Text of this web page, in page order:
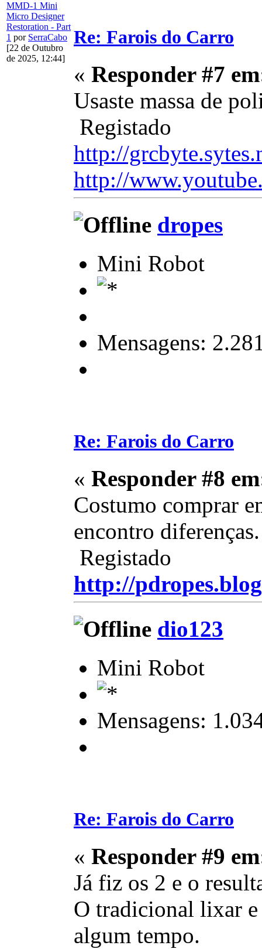
MMD-1 Mini
Micro Designer
Restoration - Part
1 por SerraCabo
[22 de Outubro
de 2025, 12:44]
Re: Farois do Carro
« Responder #7
Usaste massa de
Registado
http://
http://
dropes
Mini Robot
Mensagens:
Re: Farois do Carro
« Responder #8
Costumo comprar
encontro diferenças.
Registado
http://
dio123
Mini Robot
Mensagens:
Re: Farois do Carro
« Responder #9
Já fiz os 2 e o
O tradicional lixar e
algum tempo.